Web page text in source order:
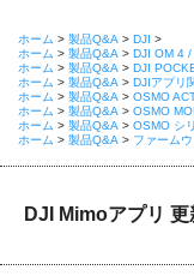
ホーム > 製品Q&A > DJI >
ホーム > 製品Q&A > DJI OM 4 /
ホーム > 製品Q&A > DJI
ホーム > 製品Q&A > DJIアプリ
ホーム > 製品Q&A > OSMO
ホーム > 製品Q&A > OSMO
ホーム > 製品Q&A > OSMO シ
ホーム > 製品Q&A > ファーム
DJI Mimoアプリ 更